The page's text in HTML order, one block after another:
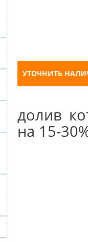
УТОЧНИТЬ
долив
на 15-